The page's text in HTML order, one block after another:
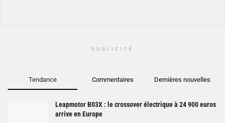
PUBLICITÉ
Tendance Commentaires Dernières nouvelles
Leapmotor B03X : le crossover électrique à 24 900 euros
arrive en Europe